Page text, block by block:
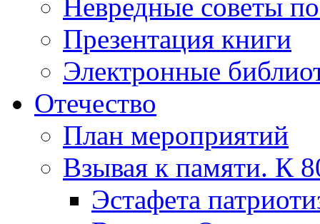
Невредные советы
Презентация книги
Электронные
Отечество
План мероприятий
Взывая к памяти. К
Эcтафета